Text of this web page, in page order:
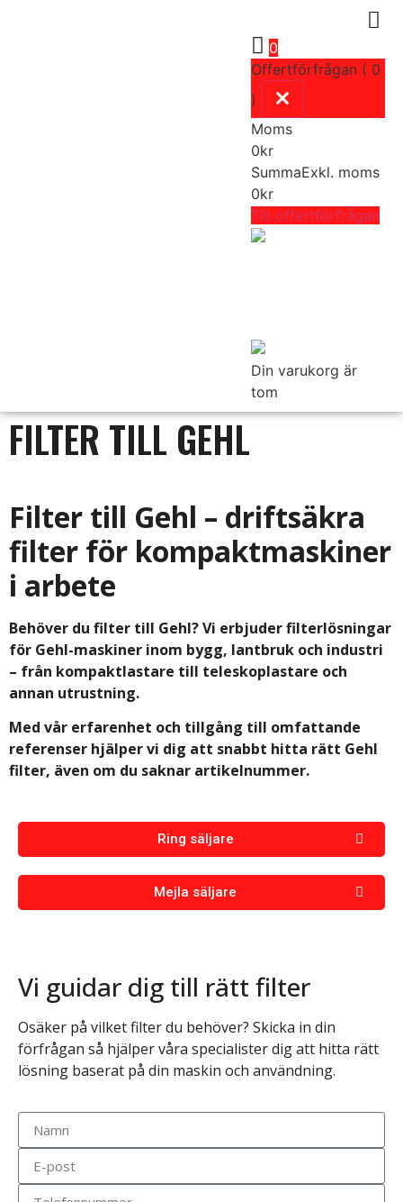
0
Offertförfrågan ( 0
)
Moms
0kr
SummaExkl. moms
0kr
Till offertförfrågan
Din varukorg är
tom
FILTER TILL GEHL
Filter till Gehl – driftsäkra
filter för kompaktmaskiner
i arbete
Behöver du filter till Gehl? Vi erbjuder filterlösningar
för Gehl-maskiner inom bygg, lantbruk och industri
– från kompaktlastare till teleskoplastare och
annan utrustning.
Med vår erfarenhet och tillgång till omfattande
referenser hjälper vi dig att snabbt hitta rätt Gehl
filter, även om du saknar artikelnummer.
Ring säljare
Mejla säljare
Vi guidar dig till rätt filter
Osäker på vilketfilterdu behöver? Skicka in din
förfrågan så hjälpervåra specialisterdigatt hitta rätt
lösning baserat på din maskin och användning.